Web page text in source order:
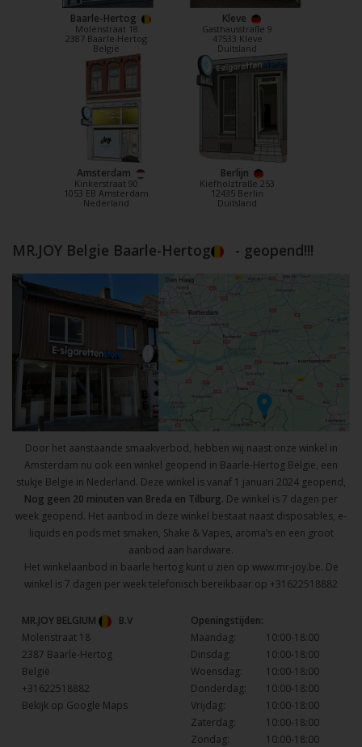
Baarle-Hertog
Molenstraat 18
2387 Baarle-Hertog
België
Kleve
Gasthausstraße 9
47533 Kleve
Duitsland
Amsterdam
Kinkerstraat 90
1053 EB Amsterdam
Nederland
Berlijn
Kiefholztraße 253
12435 Berlin
Duitsland
MR.JOY Belgie Baarle-Hertog - geopend!!!
Door het aanstaande smaakverbod, hebben wij naast onze winkel in
Amsterdam nu ook een winkel geopend in Baarle-Hertog Belgie, een
stukje Belgie in Nederland. Deze winkel is vanaf 1 januari 2024 geopend,
Nog geen 20 minuten van Breda en Tilburg. De winkel is 7 dagen per
week geopend. Het aanbod in deze winkel bestaat naast disposables, e-
liquids en pods met smaken, Shake & Vapes, aroma’s en een groot
aanbod aan hardware.
Het winkelaanbod in baarle hertog kunt u zien op www.mr-joy.be. De
winkel is 7 dagen per week telefonisch bereikbaar op +31622518882
MR.JOY BELGIUM
B.V
Molenstraat 18
2387 Baarle-Hertog
België
+31622518882
Bekijk op Google Maps
Openingstijden:
Maandag:
10:00-18:00
Dinsdag:
10:00-18:00
Woensdag:
10:00-18:00
Donderdag:
10:00-18:00
Vrijdag:
10:00-18:00
Zaterdag:
10:00-18:00
Zondag:
10:00-18:00